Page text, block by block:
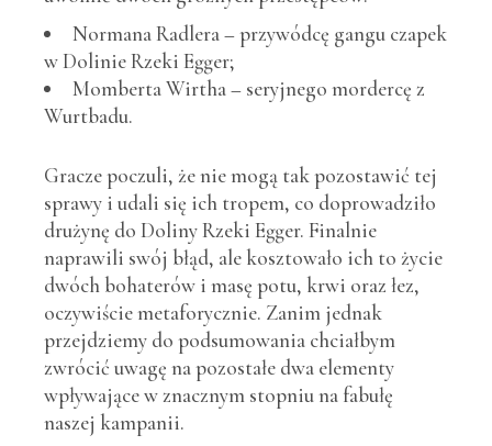
Normana Radlera – przywódcę gangu czapek
w Dolinie Rzeki Egger;
Momberta Wirtha – seryjnego mordercę z
Wurtbadu.
Gracze poczuli, że nie mogą tak pozostawić tej
sprawy i udali się ich tropem, co doprowadziło
drużynę do Doliny Rzeki Egger. Finalnie
naprawili swój błąd, ale kosztowało ich to życie
dwóch bohaterów i masę potu, krwi oraz łez,
oczywiście metaforycznie. Zanim jednak
przejdziemy do podsumowania chciałbym
zwrócić uwagę na pozostałe dwa elementy
wpływające w znacznym stopniu na fabułę
naszej kampanii.